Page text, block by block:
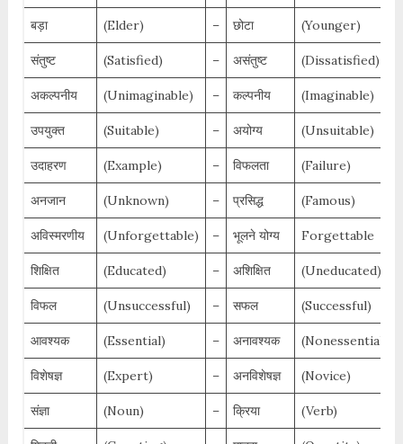
बड़ा (Elder) – छोटा (Younger)
संतुष्ट (Satisfied) – असंतुष्ट (Dissatisfied)
अकल्पनीय (Unimaginable) – कल्पनीय (Imaginable)
उपयुक्त (Suitable) – अयोग्य (Unsuitable)
उदाहरण (Example) – विफलता (Failure)
अनजान (Unknown) – प्रसिद्ध (Famous)
अविस्मरणीय (Unforgettable) – भूलने योग्य Forgettable
शिक्षित (Educated) – अशिक्षित (Uneducated)
विफल (Unsuccessful) – सफल (Successful)
आवश्यक (Essential) – अनावश्यक (Nonessential)
विशेषज्ञ (Expert) – अनविशेषज्ञ (Novice)
संज्ञा (Noun) – क्रिया (Verb)